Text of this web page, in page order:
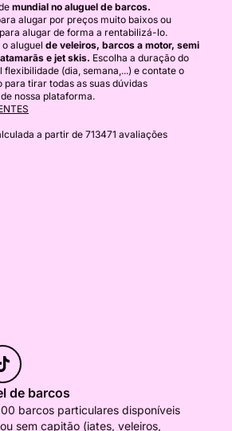
mundial no aluguel de barcos.
alugar por preços muito baixos ou
alugar de forma a rentabilizá-lo.
aluguel de veleiros, barcos a motor, semi
e jet skis. Escolha a duração do
flexibilidade (dia, semana,...) e contate o
tirar todas as suas dúvidas
nossa plataforma.
a partir de 713471 avaliações
de barcos
barcos particulares disponíveis
sem capitão (iates, veleiros,